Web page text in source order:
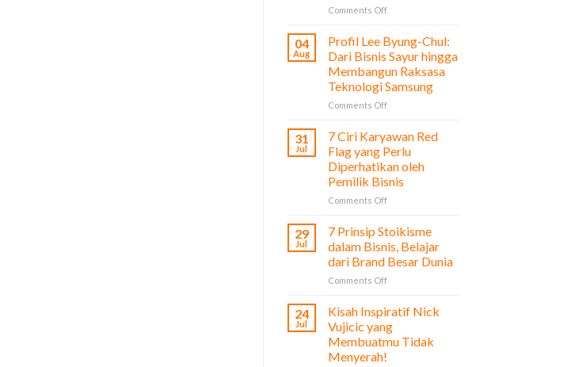
Comments Offon
Pelajaran
dari
Film
The
Social
Network
Pengusaha
&
Bisnis
04
Aug
Profil Lee Byung-Chul:
Dari Bisnis Sayur hingga
Membangun Raksasa
Teknologi Samsung
Comments Offon
Chul:
Dari
Bisnis
Sayur
Membangun
Raksasa
Teknologi
Samsung
31
Jul
7 Ciri Karyawan Red
Flag yang Perlu
Diperhatikan oleh
Pemilik Bisnis
Comments Offon
Ciri
Red
Flag
yang
Diperhatikan
Pemilik
Bisnis
29
Jul
7 Prinsip Stoikisme
dalam Bisnis, Belajar
dari Brand Besar Dunia
Comments Offon
Prinsip
dalam
Bisnis,
Belajar
24
Jul
Kisah Inspiratif Nick
Vujicic yang
Membuatmu Tidak
Menyerah!